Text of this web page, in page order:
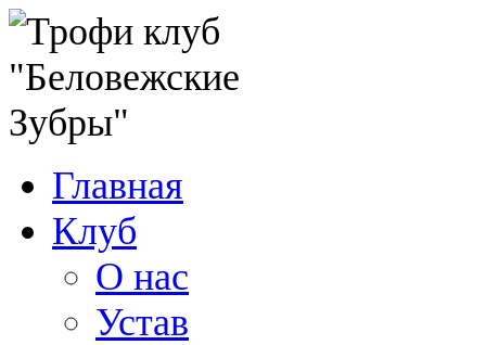
Главная
Клуб
О нас
Устав